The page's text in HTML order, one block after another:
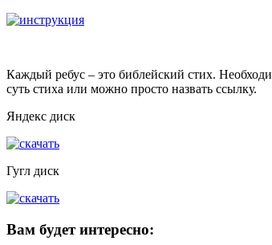
Каждый ребус – это библейский стих.
суть стиха или можно просто назвать ссылку.
Яндекс диск
Гугл диск
Вам будет интересно: